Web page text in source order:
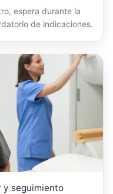
espera durante la
de indicaciones.
y seguimiento